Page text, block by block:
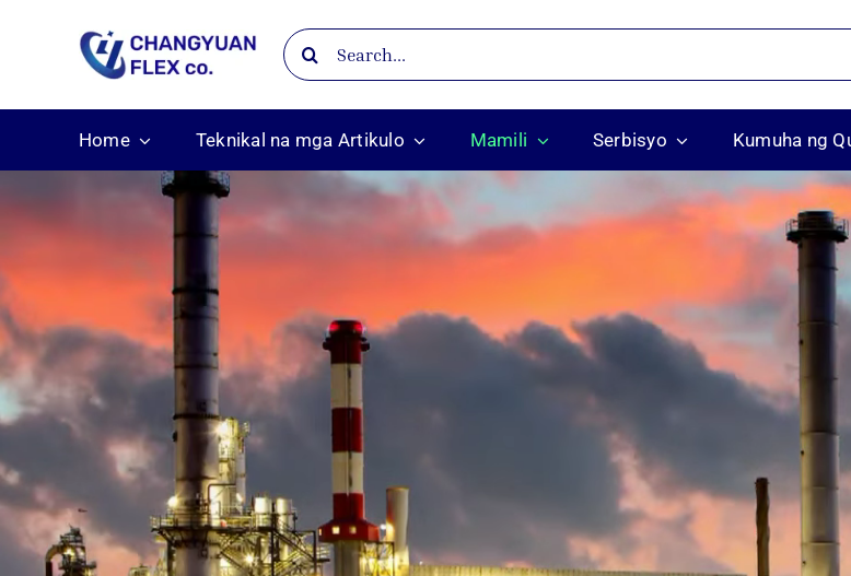
content
Search
for:
Home Teknikal na mga Artikulo Mamili Serbisyo Kumuha ng